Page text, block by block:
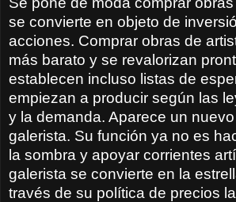
se convierte en objeto de
acciones. Comprar obras de
más barato y se revalorizan
establecen incluso listas de
empiezan a producir según las
y la demanda. Aparece un
galerista. Su función ya no es
la sombra y apoyar corrientes
galerista se convierte en la
través de su política de precios